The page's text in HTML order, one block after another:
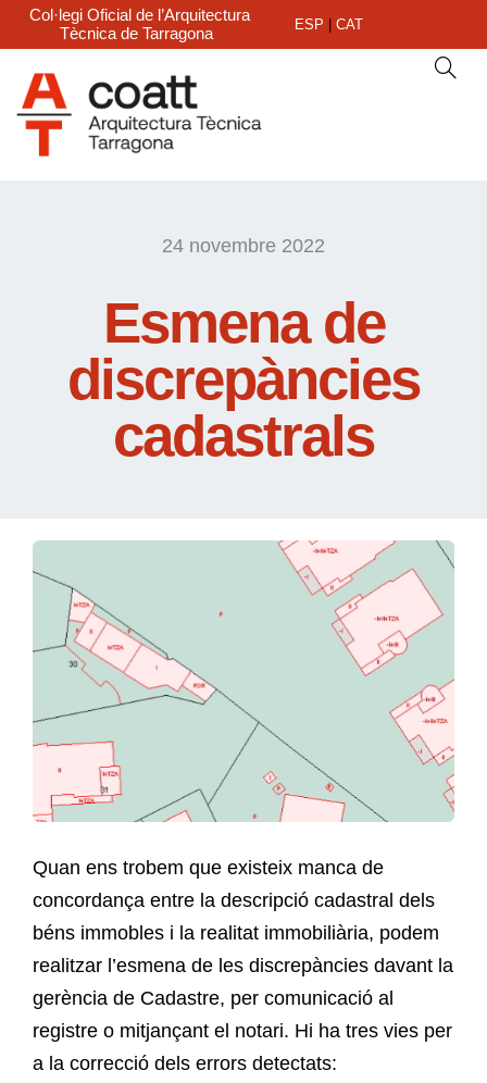
Col·legi Oficial de l’Arquitectura
Tècnica de Tarragona
ESP CAT
24 novembre 2022
Esmena de
discrepàncies
cadastrals
Quan ens trobem que existeix manca de
concordança entre la descripció cadastral dels
béns immobles i la realitat immobiliària, podem
realitzar l’esmena de les discrepàncies davant la
gerència de Cadastre, per comunicació al
registre o mitjançant el notari. Hi ha tres vies per
a la correcció dels errors detectats: